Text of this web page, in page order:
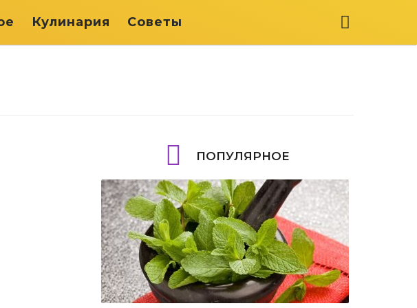
Кулинария Советы
ПОПУЛЯРНОЕ